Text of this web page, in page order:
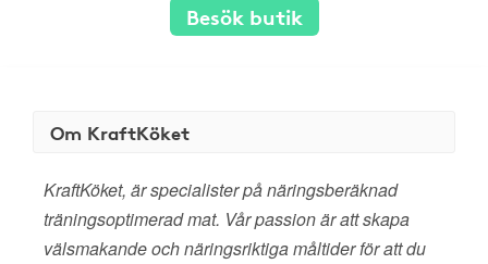
Besök butik
Om KraftKöket
KraftKöket, är specialister på näringsberäknad
träningsoptimerad mat. Vår passion är att skapa
välsmakande och näringsriktiga måltider för att du